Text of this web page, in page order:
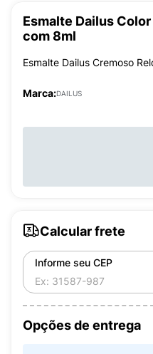
Esmalte Dailus
com 8ml
Esmalte Dailus Cremoso
Marca:DAILUS
Calcular frete
Informe seu CEP
Opções de entrega